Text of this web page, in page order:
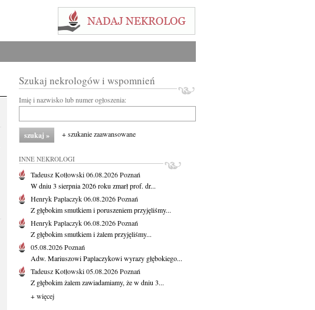
Szukaj nekrologów i wspomnień
Imię i nazwisko lub numer ogłoszenia:
+ szukanie zaawansowane
INNE NEKROLOGI
Tadeusz Kotłowski06.08.2026Poznań
W dniu 3 sierpnia 2026 roku zmarł prof. dr...
Henryk Paplaczyk06.08.2026Poznań
Z głębokim smutkiem i poruszeniem przyjęliśmy...
Henryk Paplaczyk06.08.2026Poznań
Z głębokim smutkiem i żalem przyjęliśmy...
05.08.2026Poznań
Adw. Mariuszowi Paplaczykowi wyrazy głębokiego...
Tadeusz Kotłowski05.08.2026Poznań
Z głębokim żalem zawiadamiamy, że w dniu 3...
+ więcej